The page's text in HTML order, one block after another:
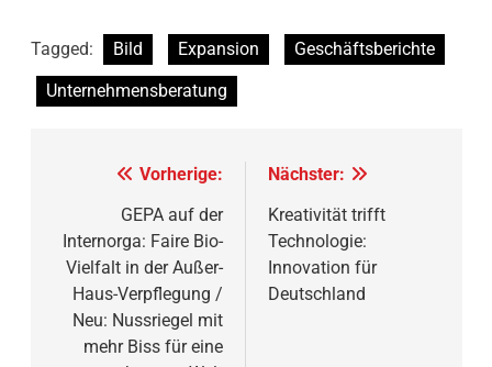
Tagged: Bild Expansion
Geschäftsberichte
Unternehmensberatung
Beitragsnavigation
Vorherige:
GEPA auf der
Internorga: Faire Bio-
Vielfalt in der Außer-
Haus-Verpflegung /
Neu: Nussriegel mit
mehr Biss für eine
Nächster:
Kreativität trifft
Technologie:
Innovation für
Deutschland